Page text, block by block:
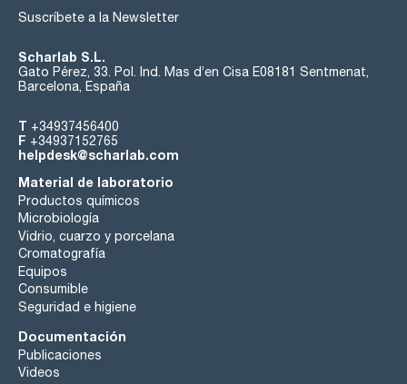
Suscríbete a la Newsletter
Scharlab S.L.
Gato Pérez, 33. Pol. Ind. Mas d’en Cisa E08181 Sentmenat,
Barcelona, España
T +34937456400
F +34937152765
helpdesk@scharlab.com
Material de laboratorio
Productos químicos
Microbiología
Vidrio, cuarzo y porcelana
Cromatografía
Equipos
Consumible
Seguridad e higiene
Documentación
Publicaciones
Videos